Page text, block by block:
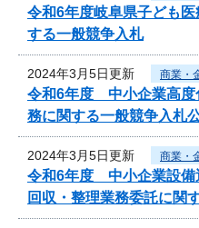
令和6年度岐阜県子ども
する一般競争入札
2024年3月5日更新 商業・
令和6年度 中小企業高度
務に関する一般競争入札
2024年3月5日更新 商業・
令和6年度 中小企業設備
回収・整理業務委託に関